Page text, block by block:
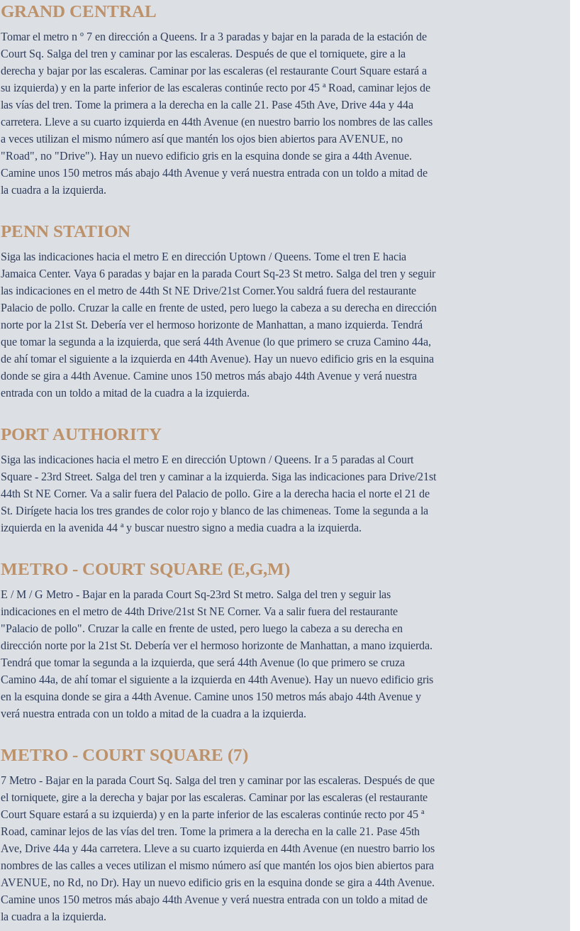
GRAND CENTRAL
Tomar el metro n º 7 en dirección a Queens. Ir a 3 paradas y bajar en la parada de la estación de
Court Sq. Salga del tren y caminar por las escaleras. Después de que el torniquete, gire a la
derecha y bajar por las escaleras. Caminar por las escaleras (el restaurante Court Square estará a
su izquierda) y en la parte inferior de las escaleras continúe recto por 45 ª Road, caminar lejos de
las vías del tren. Tome la primera a la derecha en la calle 21. Pase 45th Ave, Drive 44a y 44a
carretera. Lleve a su cuarto izquierda en 44th Avenue (en nuestro barrio los nombres de las calles
a veces utilizan el mismo número así que mantén los ojos bien abiertos para AVENUE, no
"Road", no "Drive"). Hay un nuevo edificio gris en la esquina donde se gira a 44th Avenue.
Camine unos 150 metros más abajo 44th Avenue y verá nuestra entrada con un toldo a mitad de
la cuadra a la izquierda.
PENN STATION
Siga las indicaciones hacia el metro E en dirección Uptown / Queens. Tome el tren E hacia
Jamaica Center. Vaya 6 paradas y bajar en la parada Court Sq-23 St metro. Salga del tren y seguir
las indicaciones en el metro de 44th St NE Drive/21st Corner.You saldrá fuera del restaurante
Palacio de pollo. Cruzar la calle en frente de usted, pero luego la cabeza a su derecha en dirección
norte por la 21st St. Debería ver el hermoso horizonte de Manhattan, a mano izquierda. Tendrá
que tomar la segunda a la izquierda, que será 44th Avenue (lo que primero se cruza Camino 44a,
de ahí tomar el siguiente a la izquierda en 44th Avenue). Hay un nuevo edificio gris en la esquina
donde se gira a 44th Avenue. Camine unos 150 metros más abajo 44th Avenue y verá nuestra
entrada con un toldo a mitad de la cuadra a la izquierda.
PORT AUTHORITY
Siga las indicaciones hacia el metro E en dirección Uptown / Queens. Ir a 5 paradas al Court
Square - 23rd Street. Salga del tren y caminar a la izquierda. Siga las indicaciones para Drive/21st
44th St NE Corner. Va a salir fuera del Palacio de pollo. Gire a la derecha hacia el norte el 21 de
St. Dirígete hacia los tres grandes de color rojo y blanco de las chimeneas. Tome la segunda a la
izquierda en la avenida 44 ª y buscar nuestro signo a media cuadra a la izquierda.
METRO - COURT SQUARE (E,G,M)
E / M / G Metro - Bajar en la parada Court Sq-23rd St metro. Salga del tren y seguir las
indicaciones en el metro de 44th Drive/21st St NE Corner. Va a salir fuera del restaurante
"Palacio de pollo". Cruzar la calle en frente de usted, pero luego la cabeza a su derecha en
dirección norte por la 21st St. Debería ver el hermoso horizonte de Manhattan, a mano izquierda.
Tendrá que tomar la segunda a la izquierda, que será 44th Avenue (lo que primero se cruza
Camino 44a, de ahí tomar el siguiente a la izquierda en 44th Avenue). Hay un nuevo edificio gris
en la esquina donde se gira a 44th Avenue. Camine unos 150 metros más abajo 44th Avenue y
verá nuestra entrada con un toldo a mitad de la cuadra a la izquierda.
METRO - COURT SQUARE (7)
7 Metro - Bajar en la parada Court Sq. Salga del tren y caminar por las escaleras. Después de que
el torniquete, gire a la derecha y bajar por las escaleras. Caminar por las escaleras (el restaurante
Court Square estará a su izquierda) y en la parte inferior de las escaleras continúe recto por 45 ª
Road, caminar lejos de las vías del tren. Tome la primera a la derecha en la calle 21. Pase 45th
Ave, Drive 44a y 44a carretera. Lleve a su cuarto izquierda en 44th Avenue (en nuestro barrio los
nombres de las calles a veces utilizan el mismo número así que mantén los ojos bien abiertos para
AVENUE, no Rd, no Dr). Hay un nuevo edificio gris en la esquina donde se gira a 44th Avenue.
Camine unos 150 metros más abajo 44th Avenue y verá nuestra entrada con un toldo a mitad de
la cuadra a la izquierda.